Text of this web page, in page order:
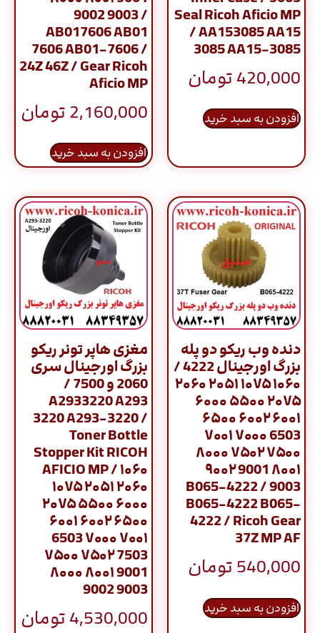
Seal Ricoh Aficio MP
/ AA153085 AA15
3085 AA15-3085
420,000تومان
افزودن به سبد خرید
9002 9003 /
AB017606 AB01
7606 AB01-7606 /
24Z 46Z / Gear Ricoh
Aficio MP
2,160,000تومان
افزودن به سبد خرید
دنده وب ریکو دو پله
بزرگ اورجینال 4222 /
۱۰۶۰ ۱۰۷۵ ۲۰۵۱ ۲۰۶۰
۲۰۷۵ ۵۵۰۰ ۶۰۰۰
۶۰۰۱ ۶۰۰۲ ۶۵۰۰
6503 ۷۰۰۰ ۷۰۰۱
۷۵۰۰ ۷۵۰۲ ۸۰۰۰
۸۰۰۱ 9001 ۹۰۰۲
9003 / B065-4222
B065-4222 B065-
4222 / Ricoh Gear
37Z MP AF
540,000تومان
افزودن به سبد خرید
مغزی هاپر تونر ریکو
بزرگ اورجینال سری
2060 و 7500 /
A2933220 A293
3220 A293-3220 /
Toner Bottle
Stopper Kit RICOH
AFICIO MP / ۱۰۶۰
۱۰۷۵ ۲۰۵۱ ۲۰۶۰
۲۰۷۵ ۵۵۰۰ ۶۰۰۰
۶۰۰۱ ۶۰۰۲ ۶۵۰۰
6503 ۷۰۰۰ ۷۰۰۱
۷۵۰۰ ۷۵۰۲ 7503
۸۰۰۰ ۸۰۰۱ 9001
9002 9003
4,530,000تومان